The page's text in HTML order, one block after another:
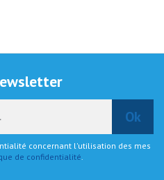
concernant l'utilisation des mes
de confidentialité